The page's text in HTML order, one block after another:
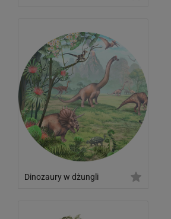
Dinozaury w dżungli